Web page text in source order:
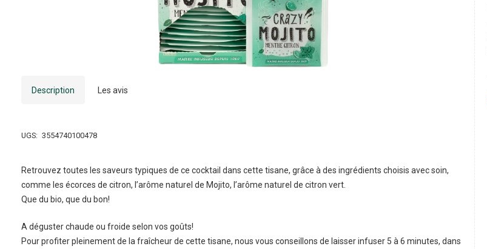
Description Les avis
UGS: 3554740100478
Retrouvez toutes les saveurs typiques de ce cocktail dans cette tisane, grâce à des ingrédients choisis avec soin,
comme les écorces de citron, l’arôme naturel de Mojito, l’arôme naturel de citron vert.
Que du bio, que du bon!
A déguster chaude ou froide selon vos goûts!
Pour profiter pleinement de la fraîcheur de cette tisane, nous vous conseillons de laisser infuser 5 à 6 minutes, dans